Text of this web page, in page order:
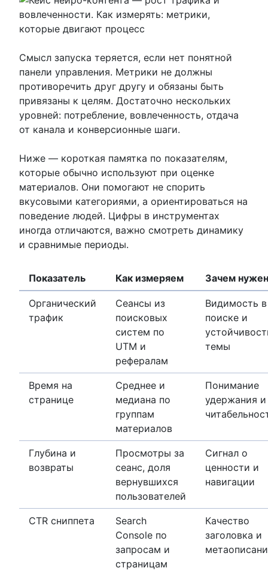
Смысл запуска теряется, если нет понятной
панели управления. Метрики не должны
противоречить друг другу и обязаны быть
привязаны к целям. Достаточно нескольких
уровней: потребление, вовлеченность, отдача
от канала и конверсионные шаги.
Ниже — короткая памятка по показателям,
которые обычно используют при оценке
материалов. Они помогают не спорить
вкусовыми категориями, а ориентироваться на
поведение людей. Цифры в инструментах
иногда отличаются, важно смотреть динамику
и сравнимые периоды.
Показатель Как измеряем Зачем нужен
Органический
трафик
Сеансы из
поисковых
систем по
UTM и
рефералам
Видимость в
поиске и
темы
Время на
странице
Среднее и
медиана по
группам
материалов
Понимание
удержания и
Глубина и
возвраты
Просмотры за
сеанс, доля
вернувшихся
пользователей
Сигнал о
ценности и
навигации
CTR сниппета
Search
Console по
запросам и
страницам
Качество
заголовка и